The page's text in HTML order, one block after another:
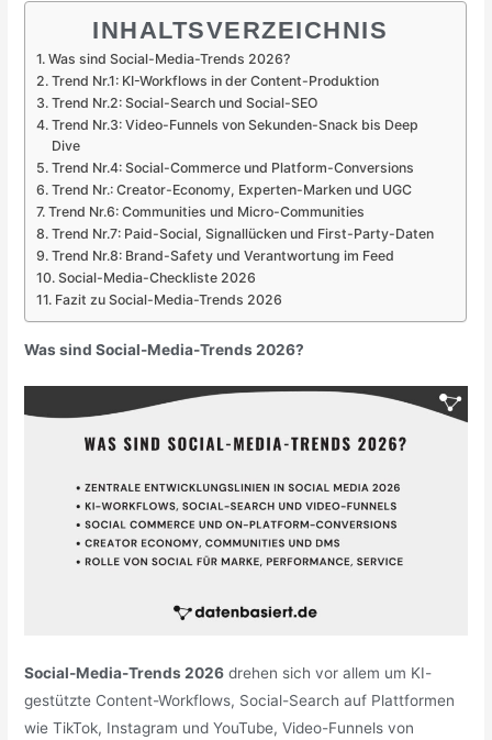
INHALTSVERZEICHNIS
Was sind Social-Media-Trends 2026?
Trend Nr.1: KI-Workflows in der Content-Produktion
Trend Nr.2: Social-Search und Social-SEO
Trend Nr.3: Video-Funnels von Sekunden-Snack bis Deep
Dive
Trend Nr.4: Social-Commerce und Platform-Conversions
Trend Nr.: Creator-Economy, Experten-Marken und UGC
Trend Nr.6: Communities und Micro-Communities
Trend Nr.7: Paid-Social, Signallücken und First-Party-Daten
Trend Nr.8: Brand-Safety und Verantwortung im Feed
Social-Media-Checkliste 2026
Fazit zu Social-Media-Trends 2026
Was sind Social-Media-Trends 2026?
Social-Media-Trends 2026 drehen sich vor allem um KI-
gestützte Content-Workflows, Social-Search auf Plattformen
wie TikTok, Instagram und YouTube, Video-Funnels von